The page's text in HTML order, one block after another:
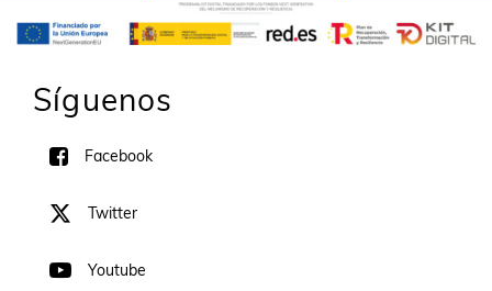
Síguenos
Facebook
Twitter
Youtube